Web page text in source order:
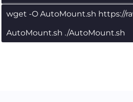
wget -O AutoMount.sh https://
AutoMount.sh ./AutoMount.sh